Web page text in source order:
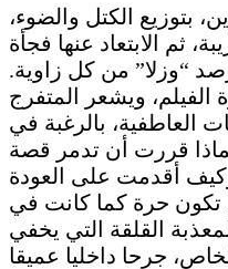
بتوزيع الكتل والضوء،
ثم الابتعاد عنها فجأة
“وزلا” من كل زاوية.
الفيلم، ويشعر المتفرج
العاطفية، بالرغبة في
قررت أن تدمر قصة
أقدمت على العودة
تكون حرة كما كانت في
القلقة التي يخفي